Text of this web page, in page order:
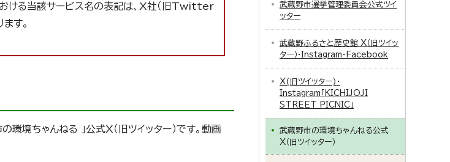
おける当該サービス名の表記は、X社（旧Twitter
す。
境ちゃんねる 」公式X（旧ツイッター）です。動画
武蔵野市選挙管理委員会公式ツイ
ッター
武蔵野ふるさと歴史館 X（旧ツイッ
ター）・Instagram・Facebook
X(旧ツイッター)・
Instagram「KICHIJOJI
STREET PICNIC」
武蔵野市の環境ちゃんねる公式
X（旧ツイッター）